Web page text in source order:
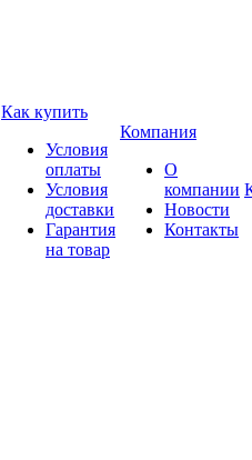
Как купить
Условия
оплаты
Условия
доставки
Гарантия
на товар
Компания
О
компании
Новости
Контакты